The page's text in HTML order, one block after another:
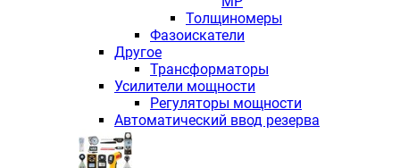
Толщиномеры
Фазоискатели
Другое
Трансформаторы
Усилители мощности
Регуляторы мощности
Автоматический ввод резерва